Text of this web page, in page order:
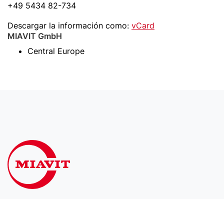
+49 5434 82-734
Descargar la información como: vCard
MIAVIT GmbH
Central Europe